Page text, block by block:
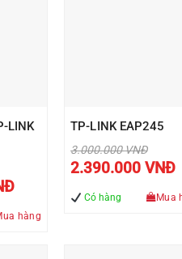
LINK
1.350.000 VNĐ.
hàng
TP-LINK EAP245
3.000.000VNĐ
Giá
gốc
là:
2.390.000VNĐ
Giá
hiện
là:
Có hàng Mua